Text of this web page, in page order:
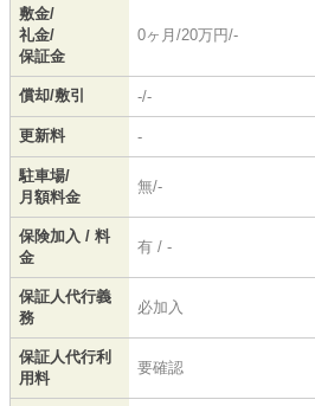
敷金/
礼金/
保証金
0ヶ月/20万円/-
償却/敷引 -/-
更新料 -
駐車場/
月額料金
無/-
保険加入 / 料
金
有 / -
保証人代行義
務
必加入
保証人代行利
用料
要確認